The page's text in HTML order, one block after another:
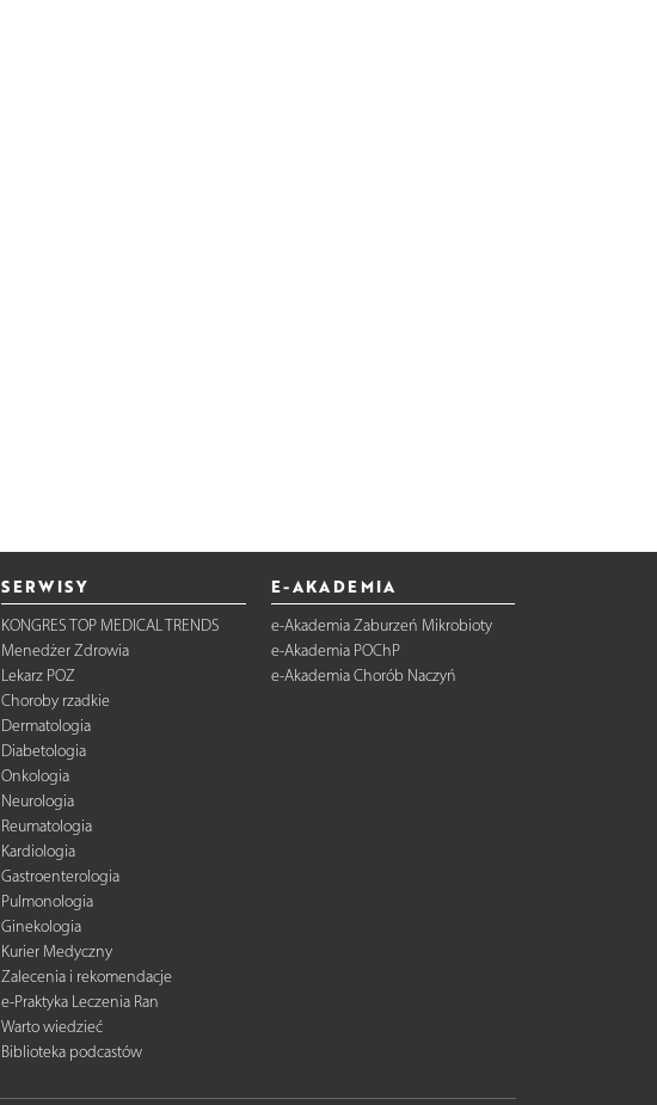
SERWISY
KONGRES TOP MEDICAL TRENDS
Menedżer Zdrowia
Lekarz POZ
Choroby rzadkie
Dermatologia
Diabetologia
Onkologia
Neurologia
Reumatologia
Kardiologia
Gastroenterologia
Pulmonologia
Ginekologia
Kurier Medyczny
Zalecenia i rekomendacje
e-Praktyka Leczenia Ran
Warto wiedzieć
Biblioteka podcastów
E-AKADEMIA
e-Akademia Zaburzeń Mikrobioty
e-Akademia POChP
e-Akademia Chorób Naczyń